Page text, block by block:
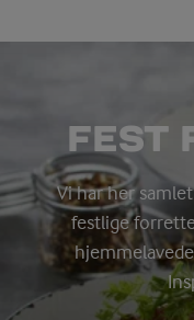
FEST
Vi har her
festlige